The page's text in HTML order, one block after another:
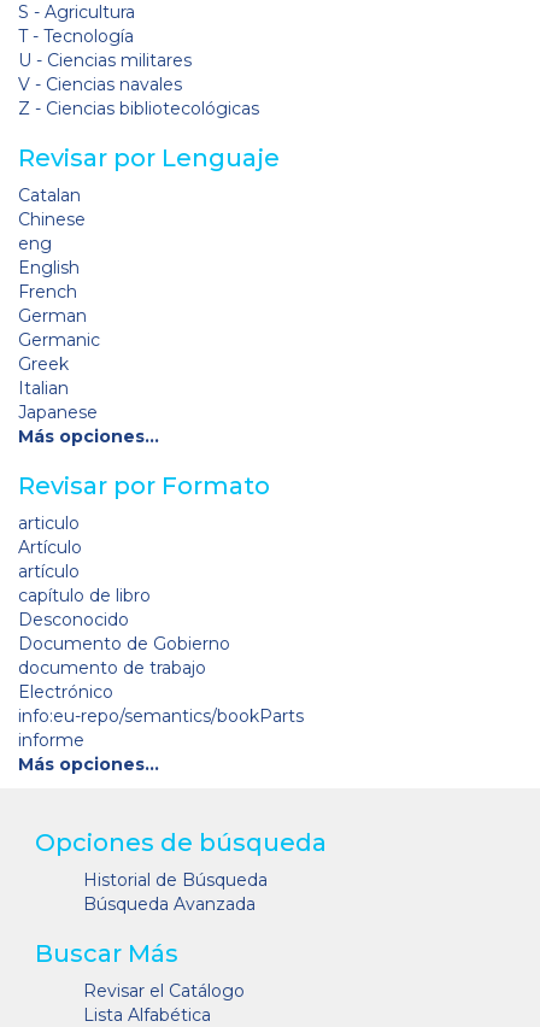
S - Agricultura
T - Tecnología
U - Ciencias militares
V - Ciencias navales
Z - Ciencias bibliotecológicas
Revisar por Lenguaje
Catalan
Chinese
eng
English
French
German
Germanic
Greek
Italian
Japanese
Más opciones…
Revisar por Formato
articulo
Artículo
artículo
capítulo de libro
Desconocido
Documento de Gobierno
documento de trabajo
Electrónico
info:eu-repo/semantics/bookParts
informe
Más opciones…
Opciones de búsqueda
Historial de Búsqueda
Búsqueda Avanzada
Buscar Más
Revisar el Catálogo
Lista Alfabética